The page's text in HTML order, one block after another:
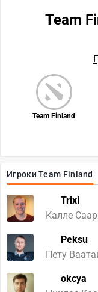
Игроки Team Finland
Trixi
Калле
Peksu
Пету
okcya
Team
Team Finland